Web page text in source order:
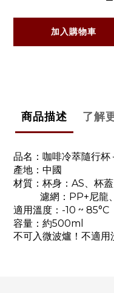
加入購物車
商品描述 了解
品名：咖啡冷萃隨行杯
產地：中國
材質：杯身：AS、杯
濾網：PP+尼龍
適用溫度：-10 ~ 85°C
容量：約500ml
不可入微波爐！不適用